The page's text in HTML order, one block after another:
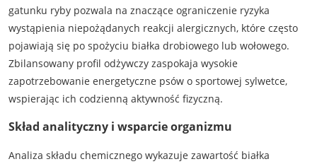
gatunku ryby pozwala na znaczące ograniczenie ryzyka
wystąpienia niepożądanych reakcji alergicznych, które często
pojawiają się po spożyciu białka drobiowego lub wołowego.
Zbilansowany profil odżywczy zaspokaja wysokie
zapotrzebowanie energetyczne psów o sportowej sylwetce,
wspierając ich codzienną aktywność fizyczną.
Skład analityczny i wsparcie organizmu
Analiza składu chemicznego wykazuje zawartość białka